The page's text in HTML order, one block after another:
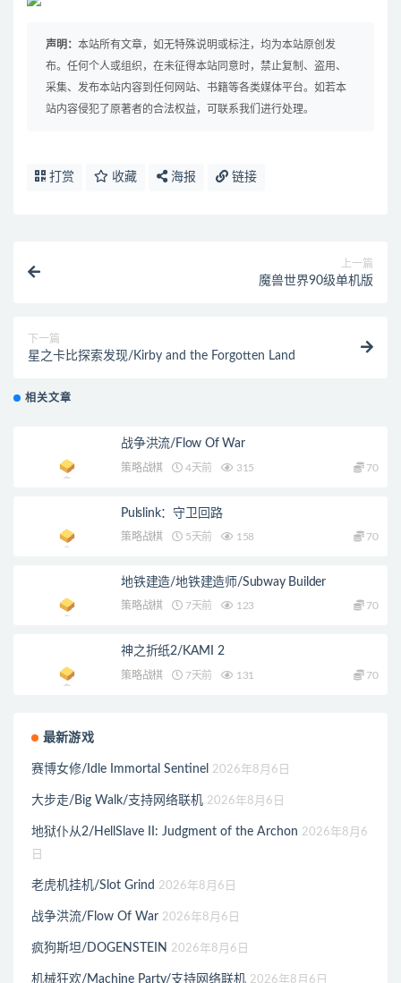
声明： 本站所有文章，如无特殊说明或标注，均为本站原创发
布。任何个人或组织，在未征得本站同意时，禁止复制、盗用、
采集、发布本站内容到任何网站、书籍等各类媒体平台。如若本
站内容侵犯了原著者的合法权益，可联系我们进行处理。
打赏 收藏 海报 链接
上一篇
魔兽世界90级单机版
下一篇
星之卡比探索发现/Kirby and the Forgotten Land
相关文章
战争洪流/Flow Of War
策略战棋 4天前 315 70
Pulslink：守卫回路
策略战棋 5天前 158 70
地铁建造/地铁建造师/Subway Builder
策略战棋 7天前 123 70
神之折纸2/KAMI 2
策略战棋 7天前 131 70
最新游戏
赛博女修/Idle Immortal Sentinel 2026年8月6日
大步走/Big Walk/支持网络联机 2026年8月6日
地狱仆从2/HellSlave II: Judgment of the Archon 2026年8月6
日
老虎机挂机/Slot Grind 2026年8月6日
战争洪流/Flow Of War 2026年8月6日
疯狗斯坦/DOGENSTEIN 2026年8月6日
机械狂欢/Machine Party/支持网络联机 2026年8月6日